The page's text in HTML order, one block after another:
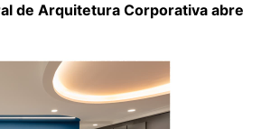
de Arquitetura Corporativa abre